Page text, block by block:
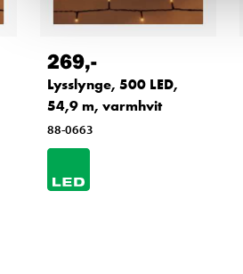
269,-
Lysslynge, 500 LED,
54,9 m, varmhvit
88-0663